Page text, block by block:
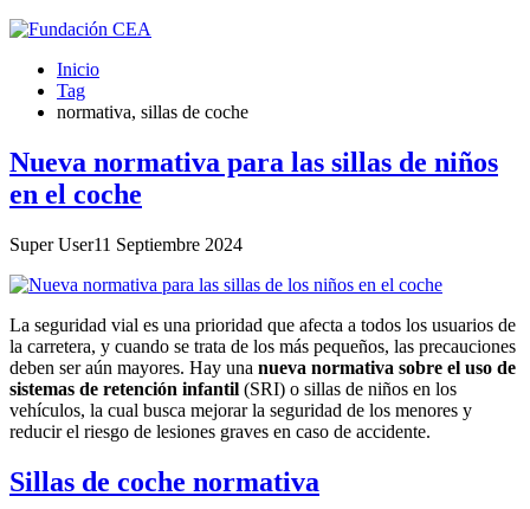
Inicio
Tag
normativa, sillas de coche
Nueva normativa para las sillas de niños
en el coche
Super User11 Septiembre 2024
La seguridad vial es una prioridad que afecta a todos los usuarios de
la carretera, y cuando se trata de los más pequeños, las precauciones
deben ser aún mayores. Hay una nueva normativa sobre el uso de
sistemas de retención infantil (SRI) o sillas de niños en los
vehículos, la cual busca mejorar la seguridad de los menores y
reducir el riesgo de lesiones graves en caso de accidente.
Sillas de coche normativa